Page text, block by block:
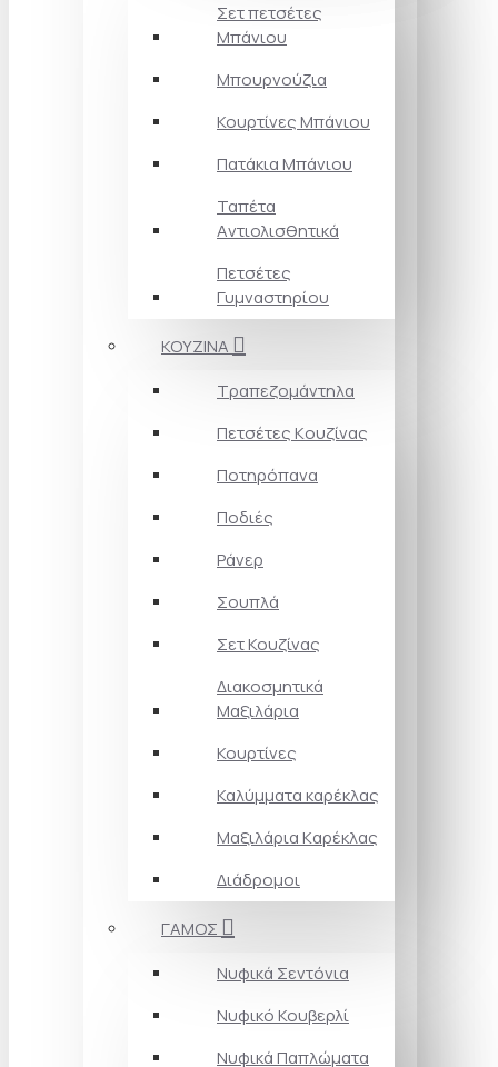
Σετ πετσέτες
Mπάνιου
Μπουρνούζια
Κουρτίνες Mπάνιου
Πατάκια Mπάνιου
Ταπέτα
Aντιολισθητικά
Πετσέτες
Γυμναστηρίου
ΚΟΥΖΙΝΑ
Τραπεζομάντηλα
Πετσέτες Kουζίνας
Ποτηρόπανα
Ποδιές
Ράνερ
Σουπλά
Σετ Κουζίνας
Διακοσμητικά
Μαξιλάρια
Κουρτίνες
Καλύμματα καρέκλας
Μαξιλάρια Kαρέκλας
Διάδρομοι
ΓΑΜΟΣ
Νυφικά Σεντόνια
Νυφικό Κουβερλί
Νυφικά Παπλώματα